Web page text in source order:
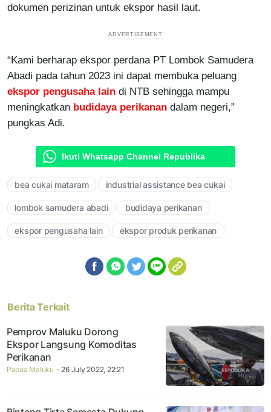
dokumen perizinan untuk ekspor hasil laut.
“Kami berharap ekspor perdana PT Lombok Samudera
Abadi pada tahun 2023 ini dapat membuka peluang
ekspor pengusaha lain di NTB sehingga mampu
meningkatkan budidaya perikanan dalam negeri,”
pungkas Adi.
Ikuti Whatsapp Channel Republika
bea cukai mataram industrial assistance bea cukai
lombok samudera abadi budidaya perikanan
ekspor pengusaha lain ekspor produk perikanan
Berita Terkait
Pemprov Maluku Dorong
Ekspor Langsung Komoditas
Perikanan
Papua Maluku - 26 July 2022, 22:21